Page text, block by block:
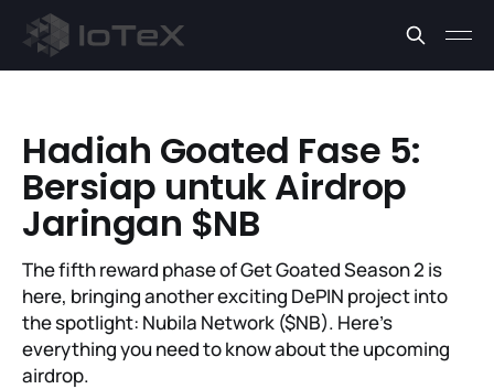
Hadiah Goated Fase 5:
Bersiap untuk Airdrop
Jaringan $NB
The fifth reward phase of Get Goated Season 2 is
here, bringing another exciting DePIN project into
the spotlight: Nubila Network ($NB). Here’s
everything you need to know about the upcoming
airdrop.